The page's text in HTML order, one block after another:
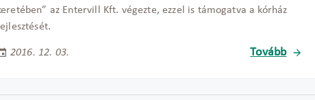
az Entervill Kft. végezte, ezzel is támogatva a kórház
2016. 12. 03. Tovább